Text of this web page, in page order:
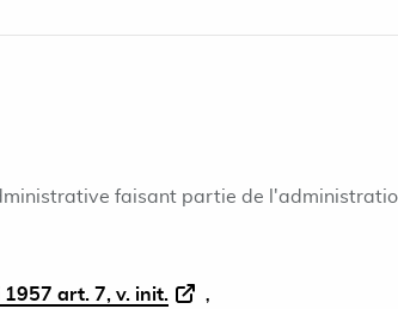
faisant partie de
1957 art. 7, v. init.